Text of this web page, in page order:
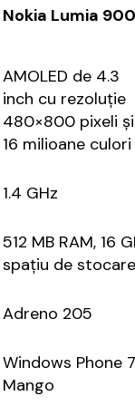
Nokia Lumia 900
AMOLED de 4.3
inch cu rezoluție
480×800 pixeli și
16 milioane culori
1.4 GHz
512 MB RAM, 16
spațiu de stocare
Adreno 205
Windows Phone
Mango